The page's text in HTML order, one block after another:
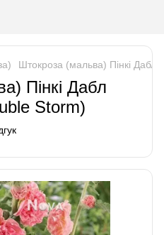
Штокроза (мальва) Пінкі
Пінкі Дабл
Storm)